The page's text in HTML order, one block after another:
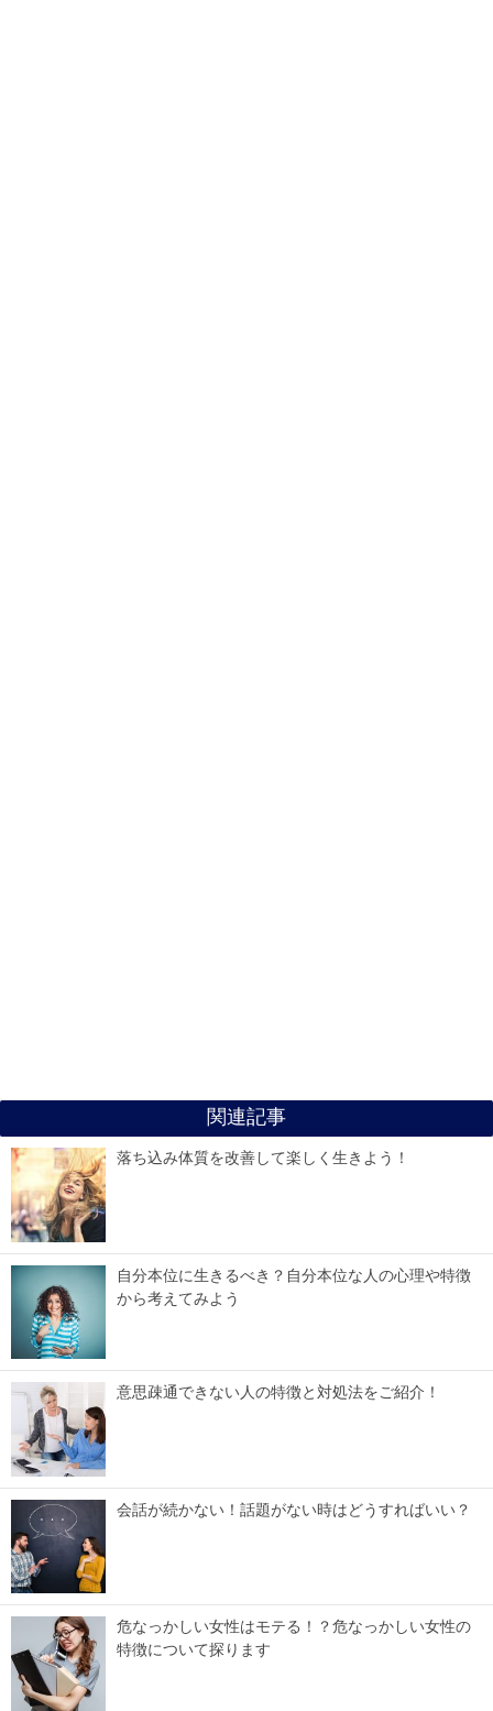
関連記事
落ち込み体質を改善して楽しく生きよう！
自分本位に生きるべき？自分本位な人の心理や特徴
から考えてみよう
意思疎通できない人の特徴と対処法をご紹介！
会話が続かない！話題がない時はどうすればいい？
危なっかしい女性はモテる！？危なっかしい女性の
特徴について探ります